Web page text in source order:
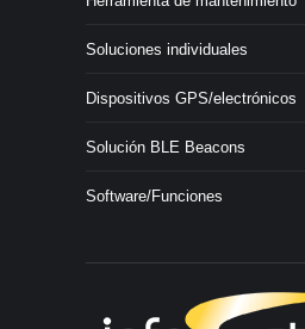
Soluciones individuales
Dispositivos GPS/electrónicos
Solución BLE Beacons
Software/Funciones